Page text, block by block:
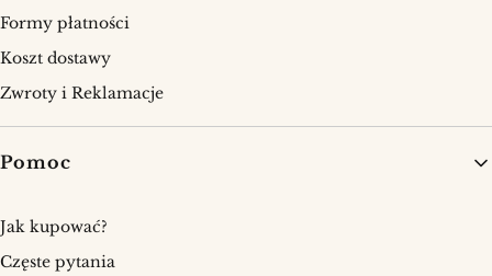
Formy płatności
Koszt dostawy
Zwroty i Reklamacje
Pomoc
Jak kupować?
Częste pytania